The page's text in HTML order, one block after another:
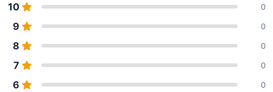
10 0
9 0
8 0
7 0
6 0